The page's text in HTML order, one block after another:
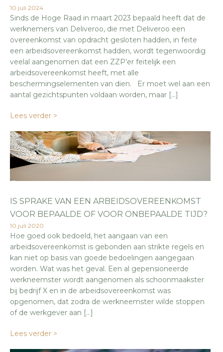
10 juli 2024
Sinds de Hoge Raad in maart 2023 bepaald heeft dat de
werknemers van Deliveroo, die met Deliveroo een
overeenkomst van opdracht gesloten hadden, in feite
een arbeidsovereenkomst hadden, wordt tegenwoordig
veelal aangenomen dat een ZZP’er feitelijk een
arbeidsovereenkomst heeft, met alle
beschermingselementen van dien. Er moet wel aan een
aantal gezichtspunten voldaan worden, maar […]
Lees verder >
IS SPRAKE VAN EEN ARBEIDSOVEREENKOMST
VOOR BEPAALDE OF VOOR ONBEPAALDE TIJD?
10 juli 2020
Hoe goed ook bedoeld, het aangaan van een
arbeidsovereenkomst is gebonden aan strikte regels en
kan niet op basis van goede bedoelingen aangegaan
worden. Wat was het geval. Een al gepensioneerde
werkneemster wordt aangenomen als schoonmaakster
bij bedrijf X en in de arbeidsovereenkomst was
opgenomen, dat zodra de werkneemster wilde stoppen
of de werkgever aan […]
Lees verder >